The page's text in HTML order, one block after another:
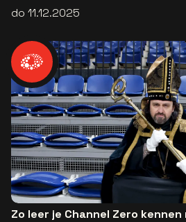
do 11.12.2025
Zo leer je Channel Zero